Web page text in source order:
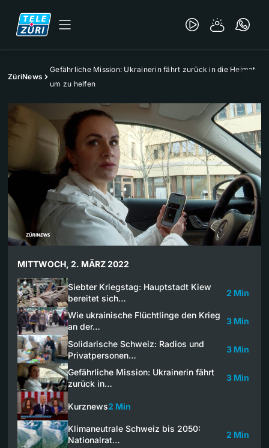
ZüriNews
Gefährliche Mission: Ukrainerin fährt zurück in die Heimat
um zu helfen
MITTWOCH, 2. MÄRZ 2022
Siebter Kriegstag: Hauptstadt Kiew
bereitet sich…
2 Min
Wie ukrainische Flüchtlinge den Krieg
an der…
3 Min
Solidarische Schweiz: Radios und
Privatpersonen…
3 Min
Gefährliche Mission: Ukrainerin fährt
zurück in…
3 Min
Kurznews2 Min
Klimaneutrale Schweiz bis 2050:
Nationalrat…
2 Min